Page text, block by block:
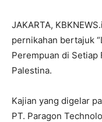
JAKARTA,
pernikahan bertajuk
Perempuan di Setiap
Palestina.
Kajian yang digelar
PT. Paragon